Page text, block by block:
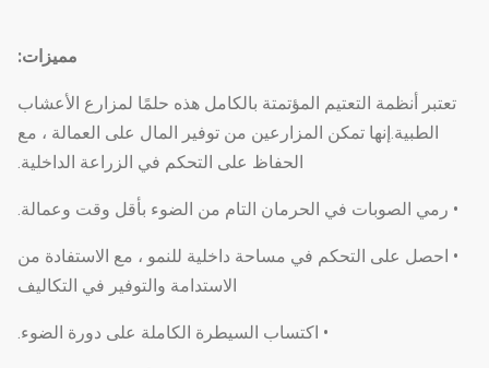
مميزات:
تعتبر أنظمة التعتيم المؤتمتة بالكامل هذه حلمًا لمزارع الأعشاب
الطبية.إنها تمكن المزارعين من توفير المال على العمالة ، مع
الحفاظ على التحكم في الزراعة الداخلية.
• رمي الصوبات في الحرمان التام من الضوء بأقل وقت وعمالة.
• احصل على التحكم في مساحة داخلية للنمو ، مع الاستفادة من
الاستدامة والتوفير في التكاليف
• اكتساب السيطرة الكاملة على دورة الضوء.